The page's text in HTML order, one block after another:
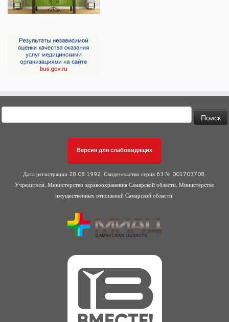
Версия для слабовидящих
Дата регистрации 28.08.1992. Свидетельство серия 63 № 001703708.
Учредители: Министерство здравоохранения Самарской области, Министерство
имущественных отношений Самарской области.